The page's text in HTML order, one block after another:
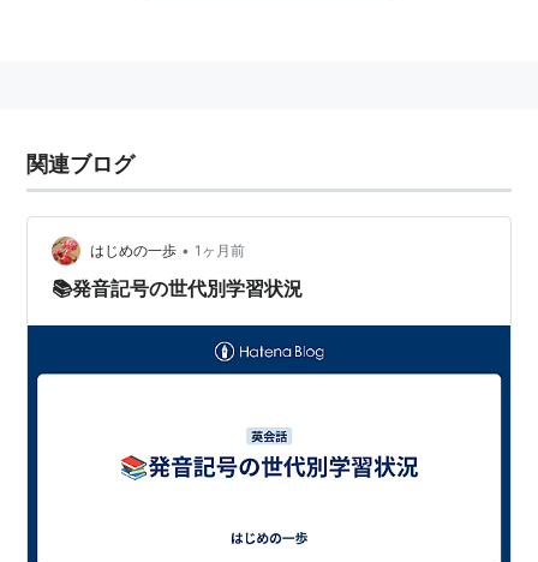
小学館の中日辞典、日中辞典が主に搭載されている
が最新の辞書を電子辞書に登録すると書籍版が売れ
なくなる事から、ひたすら古い版（１０年以上前の
辞書を使用）しているとんでもない電子辞書
2005/7現在、日本製のものは簡体字のみ対応し、繁
スペイン語電子辞書事情
めた。研究社と三省堂がリリースするスペイン語辞
書、そして小学館西和中辞典を除くとメジャーな辞
しかし、CASIOのスペイン語電子辞書のデータには
関連ブログ
はじめの一歩 • 1ヶ月前
📚発音記号の世代別学習状況